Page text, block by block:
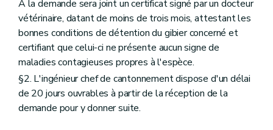
A la demande sera joint un certificat signé par un docteur
vétérinaire, datant de moins de trois mois, attestant les
bonnes conditions de détention du gibier concerné et
certifiant que celui-ci ne présente aucun signe de
maladies contagieuses propres à l'espèce.
§2. L'ingénieur chef de cantonnement dispose d'un délai
de 20 jours ouvrables à partir de la réception de la
demande pour y donner suite.